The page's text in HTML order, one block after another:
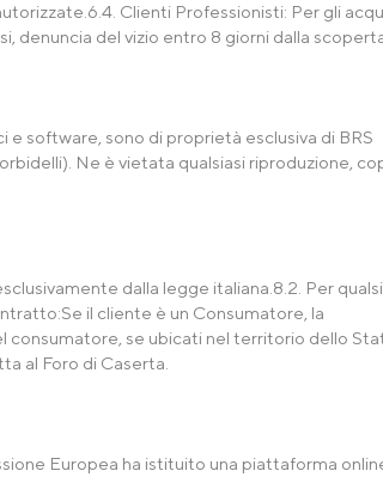
Clienti Professionisti: Per gli
denuncia del vizio entro 8 giorni dalla
software, sono di proprietà esclusiva di BRS
Ne è vietata qualsiasi riproduzione,
dalla legge italiana.8.2. Per
il cliente è un Consumatore, la
consumatore, se ubicati nel territorio dello
al Foro di Caserta.
Europea ha istituito una piattaforma